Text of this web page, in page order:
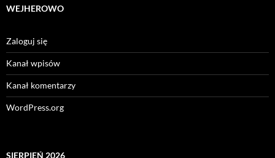
WEJHEROWO
Zaloguj się
Kanał wpisów
Kanał komentarzy
WordPress.org
SIERPIEŃ 2026